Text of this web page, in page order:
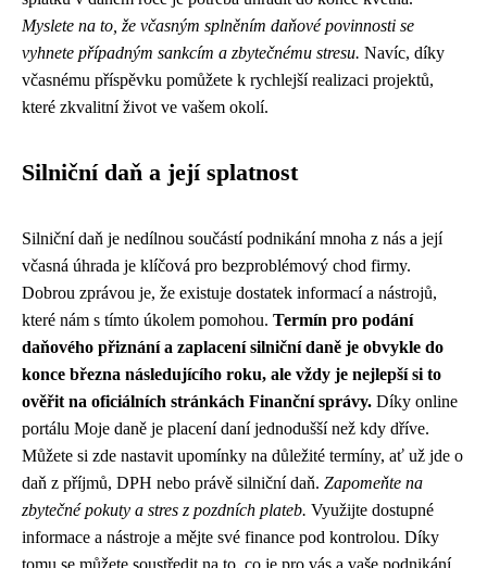
Myslete na to, že včasným splněním daňové povinnosti se
vyhnete případným sankcím a zbytečnému stresu. Navíc, díky
včasnému příspěvku pomůžete k rychlejší realizaci projektů,
které zkvalitní život ve vašem okolí.
Silniční daň a její splatnost
Silniční daň je nedílnou součástí podnikání mnoha z nás a její
včasná úhrada je klíčová pro bezproblémový chod firmy.
Dobrou zprávou je, že existuje dostatek informací a nástrojů,
které nám s tímto úkolem pomohou. Termín pro podání
daňového přiznání a zaplacení silniční daně je obvykle do
konce března následujícího roku, ale vždy je nejlepší si to
ověřit na oficiálních stránkách Finanční správy. Díky online
portálu Moje daně je placení daní jednodušší než kdy dříve.
Můžete si zde nastavit upomínky na důležité termíny, ať už jde o
daň z příjmů, DPH nebo právě silniční daň. Zapomeňte na
zbytečné pokuty a stres z pozdních plateb. Využijte dostupné
informace a nástroje a mějte své finance pod kontrolou. Díky
tomu se můžete soustředit na to, co je pro vás a vaše podnikání